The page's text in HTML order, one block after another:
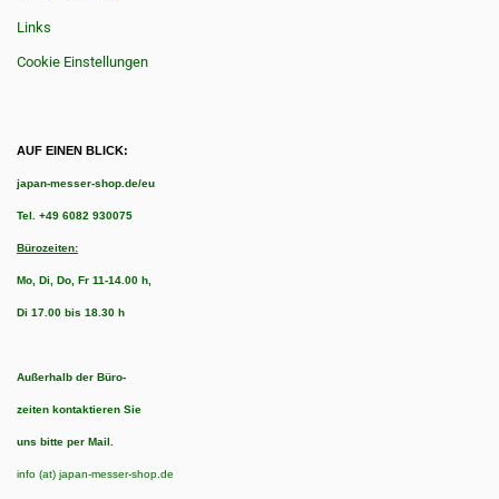
Links
Cookie Einstellungen
AUF EINEN BLICK:
japan-messer-shop.de/eu
Tel. +49 6082 930075
Bürozeiten:
Mo, Di, Do, Fr 11-14.00 h,
Di 17.00 bis 18.30 h
Außerhalb der Büro-
zeiten kontaktieren Sie
uns bitte per Mail.
info (at) japan-messer-shop.de